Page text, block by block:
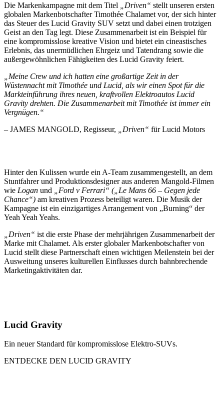
Die Markenkampagne mit dem Titel „Driven“ stellt unseren ersten
globalen Markenbotschafter Timothée Chalamet vor, der sich hinter
das Steuer des Lucid Gravity SUV setzt und dabei einen trotzigen
Geist an den Tag legt. Diese Zusammenarbeit ist ein Beispiel für
eine kompromisslose kreative Vision und bietet ein cineastisches
Erlebnis, das unermüdlichen Ehrgeiz und Tatendrang sowie die
außergewöhnlichen Fähigkeiten des Lucid Gravity feiert.
„Meine Crew und ich hatten eine großartige Zeit in der
Wüstennacht mit Timothée und Lucid, als wir einen Spot für die
Markteinführung ihres neuen, kraftvollen Elektroautos Lucid
Gravity drehten. Die Zusammenarbeit mit Timothée ist immer ein
Vergnügen.“
– JAMES MANGOLD, Regisseur,
„Driven“ für Lucid Motors
Hinter den Kulissen wurde ein A-Team zusammengestellt, an dem
Stuntfahrer und Produktionsdesigner aus anderen Mangold-Filmen
wie Logan und
„Ford v Ferrari“ („Le Mans 66 – Gegen jede
Chance“) am kreativen Prozess beteiligt waren. Die Musik der
Kampagne ist ein einzigartiges Arrangement von „Burning“ der
Yeah Yeah Yeahs.
„Driven“ ist die erste Phase der mehrjährigen Zusammenarbeit der
Marke mit Chalamet. Als erster globaler Markenbotschafter von
Lucid stellt diese Partnerschaft einen wichtigen Meilenstein bei der
Ausweitung unseres kulturellen Einflusses durch bahnbrechende
Marketingaktivitäten dar.
Lucid Gravity
Ein neuer Standard für kompromisslose Elektro-SUVs.
ENTDECKE DEN LUCID GRAVITY